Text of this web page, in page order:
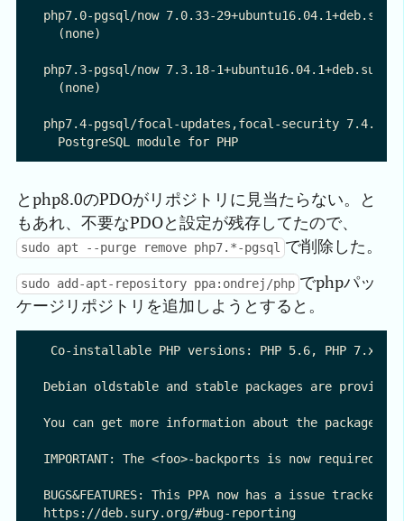
php7.0-pgsql/now 7.0.33-
  (none)
php7.3-pgsql/now 7.3.18-
  (none)
php7.4-pgsql/focal-updates,focal-security 7.4.3-
とphp8.0のPDOがリポジトリに見当たらない。と
もあれ、不要なPDOと設定が残存してたので、
sudo apt --purge remove php7.*-pgsql で削除した。
sudo add-apt-repository ppa:ondrej/php でphpパッ
ケージリポジトリを追加しようとすると。
Co-installable PHP versions: PHP 5.6, PHP 7.x
Debian oldstable and stable packages are
You can get more information about the packages
IMPORTANT: The <foo>-backports is now required
BUGS&FEATURES: This PPA now has a issue tracker:
https://deb.sury.org/#bug-reporting